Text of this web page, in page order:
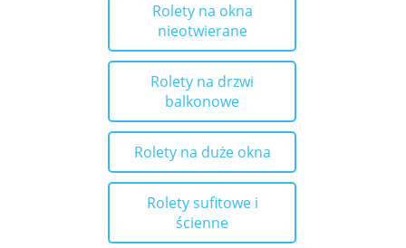
Rolety na okna
nieotwierane
Rolety na drzwi
balkonowe
Rolety na duże okna
Rolety sufitowe i
ścienne